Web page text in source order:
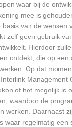
waar bij de
mee is
van de wensen
zelf geen gebruik
Hierdoor
ontdekt, die op een
Op dat
Management
of het mogelijk is
waardoor de
werken. Daarnaast
waar regelmatig een